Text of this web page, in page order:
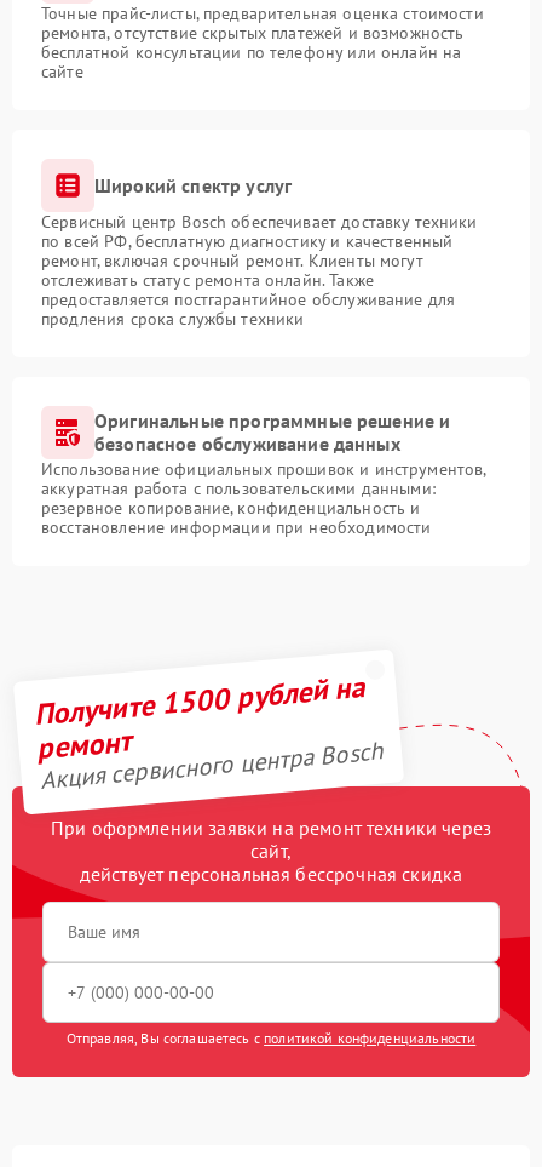
Точные прайс-листы, предварительная оценка стоимости
ремонта, отсутствие скрытых платежей и возможность
бесплатной консультации по телефону или онлайн на
сайте
Широкий спектр услуг
Сервисный центр Bosch обеспечивает доставку техники
по всей РФ, бесплатную диагностику и качественный
ремонт, включая срочный ремонт. Клиенты могут
отслеживать статус ремонта онлайн. Также
предоставляется постгарантийное обслуживание для
продления срока службы техники
Оригинальные программные решение и
безопасное обслуживание данных
Использование официальных прошивок и инструментов,
аккуратная работа с пользовательскими данными:
резервное копирование, конфиденциальность и
восстановление информации при необходимости
Получите 1500 рублей на
ремонт
Акция сервисного центра Bosch
При оформлении заявки на ремонт техники через
сайт,
действует персональная бессрочная скидка
Отправляя, Вы соглашаетесь с политикой конфиденциальности